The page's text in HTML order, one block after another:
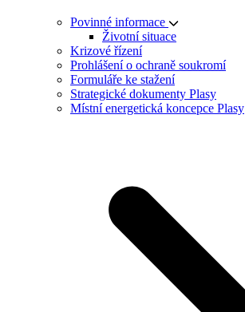
Povinné informace
Životní situace
Krizové řízení
Prohlášení o ochraně soukromí
Formuláře ke stažení
Strategické dokumenty Plasy
Místní energetická koncepce Plasy